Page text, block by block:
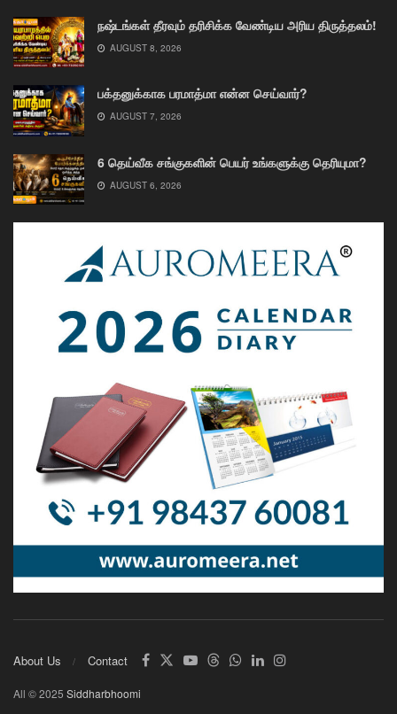
நஷ்டங்கள் தீரவும் தரிசிக்க வேண்டிய அரிய திருத்தலம்!
AUGUST 8, 2026
பக்தனுக்காக பரமாத்மா என்ன செய்வார்?
AUGUST 7, 2026
6 தெய்வீக சங்குகளின் பெயர் உங்களுக்கு தெரியுமா?
AUGUST 6, 2026
About Us Contact
All © 2025 Siddharbhoomi